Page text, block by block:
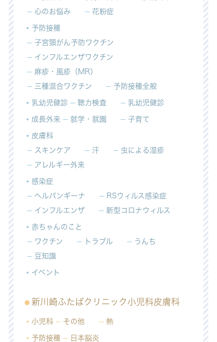
心のお悩み
花粉症
予防接種
子宮頸がん予防ワクチン
インフルエンザワクチン
麻疹・風疹（MR）
三種混合ワクチン
予防接種全般
乳幼児健診 聴力検査 乳幼児健診
成長外来 就学・就園 子育て
皮膚科
スキンケア
汗
虫による湿疹
アレルギー外来
感染症
ヘルパンギーナ
RSウィルス感染症
インフルエンザ
新型コロナウィルス
赤ちゃんのこと
ワクチン
トラブル
うんち
豆知識
イベント
新川崎ふたばクリニック小児科皮膚科
小児科 その他 熱
予防接種 日本脳炎